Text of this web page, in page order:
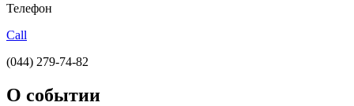
Телефон
Call
(044) 279-74-82
О событии